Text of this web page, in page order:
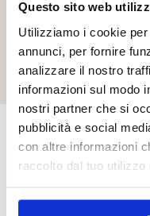
Questo sito web
Utilizziamo i cookie
annunci, per fornire
analizzare il nostro
informazioni sul modo
nostri partner che si
pubblicità e social
con altre informazioni
raccolto dal tuo utilizzo
mediterranea
Prodotti